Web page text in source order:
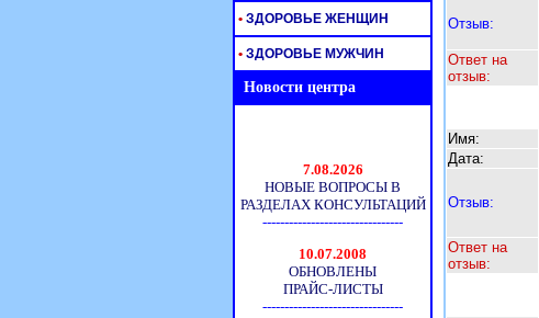
Отзыв:
Ответ на
отзыв:
Имя:
Дата:
Отзыв:
Ответ на
отзыв:
• ЗДОРОВЬЕ ЖЕНЩИН
• ЗДОРОВЬЕ МУЖЧИН
Новости центра